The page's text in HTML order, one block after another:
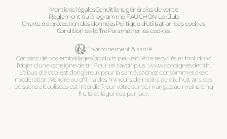
Mentions légalesConditions générales de vente
Règlement du programme FAUCHON Le Club
Charte de protection des donnéesPolitique d'utilisation des cookies
Condition de l'offreParamétrer les cookies
Environnement & santé
Certains de nos emballages/produits peuvent être recyclés et font donc
l'objet d'une consigne de tri. Pour en savoir plus : www.consignesdetri.fr.
L'abus d'alcool est dangereux pour la santé, sachez consommer avec
modération. Vendre ou offrir à des mineurs de moins de dix-huit ans des
boissons alcoolisées est interdit. Pour votre santé, mangez au moins cinq
fruits et légumes par jour.